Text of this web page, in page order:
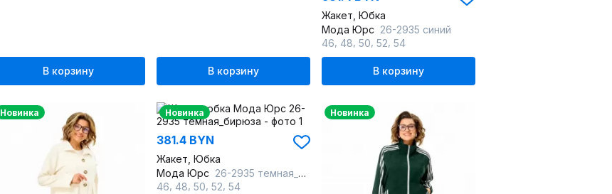
В корзину В корзину
Жакет, Юбка
Мода Юрс 26-2935 синий
46 48 50 52 54
В корзину
Новинка Новинка
381.4 BYN
Жакет, Юбка
Мода Юрс 26-2935 темная_бирюза
46 48 50 52 54
Новинка